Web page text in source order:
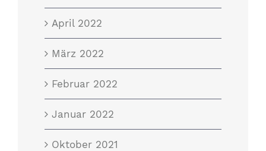
April 2022
März 2022
Februar 2022
Januar 2022
Oktober 2021